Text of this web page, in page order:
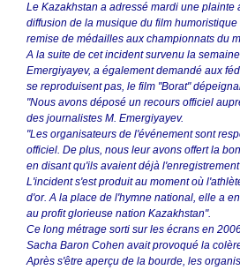
Le Kazakhstan a adressé mardi une
diffusion de la musique du film
remise de médailles aux championnats du
A la suite de cet incident survenu la
Emergiyayev, a également demandé aux
se reproduisent pas, le film "Borat"
"Nous avons déposé un recours officiel
des journalistes M. Emergiyayev.
"Les organisateurs de l'événement sont
officiel. De plus, nous leur avons offert la
en disant qu'ils avaient déjà
L'incident s'est produit au moment où
d'or. A la place de l'hymne national, elle a
au profit glorieuse nation Kazakhstan".
Ce long métrage sorti sur les écrans en
Sacha Baron Cohen avait provoqué la
Après s'être aperçu de la bourde, les